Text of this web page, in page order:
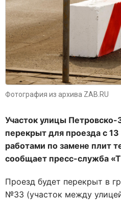
Фотография из архива ZAB.RU
Участок улицы Петровско-
перекрыт для проезда с 13
работами по замене плит
сообщает пресс-служба
Проезд будет перекрыт в
№33 (участок между